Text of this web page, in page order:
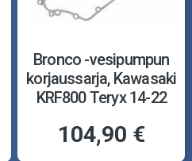
Bronco -vesipumpun
korjaussarja, Kawasaki
KRF800 Teryx 14-22
104,90 €